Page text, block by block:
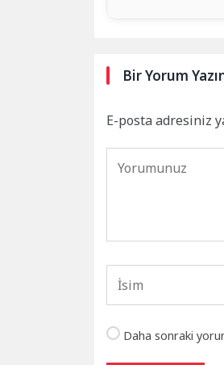
Bir Yorum
E-posta adresiniz
Daha sonraki